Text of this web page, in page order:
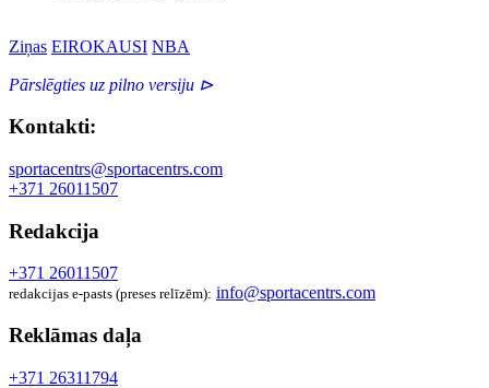
Ziņas EIROKAUSI NBA
Pārslēgties uz pilno versiju ⊳
Kontakti:
sportacentrs@sportacentrs.com
+371 26011507
Redakcija
+371 26011507
redakcijas e-pasts (preses relīzēm): info@sportacentrs.com
Reklāmas daļa
+371 26311794